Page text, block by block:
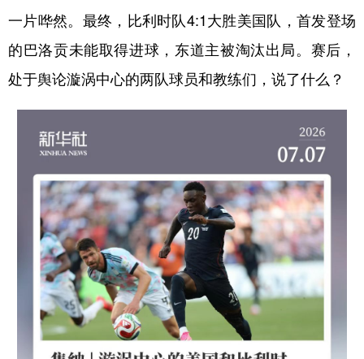
一片哗然。最终，比利时队4:1大胜美国队，首发登场
的巴洛贡未能取得进球，东道主被淘汰出局。赛后，
处于舆论漩涡中心的两队球员和教练们，说了什么？